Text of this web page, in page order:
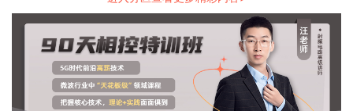
CCM 模块里默认也打开了 iomuxc_snvs_gpr 模块时